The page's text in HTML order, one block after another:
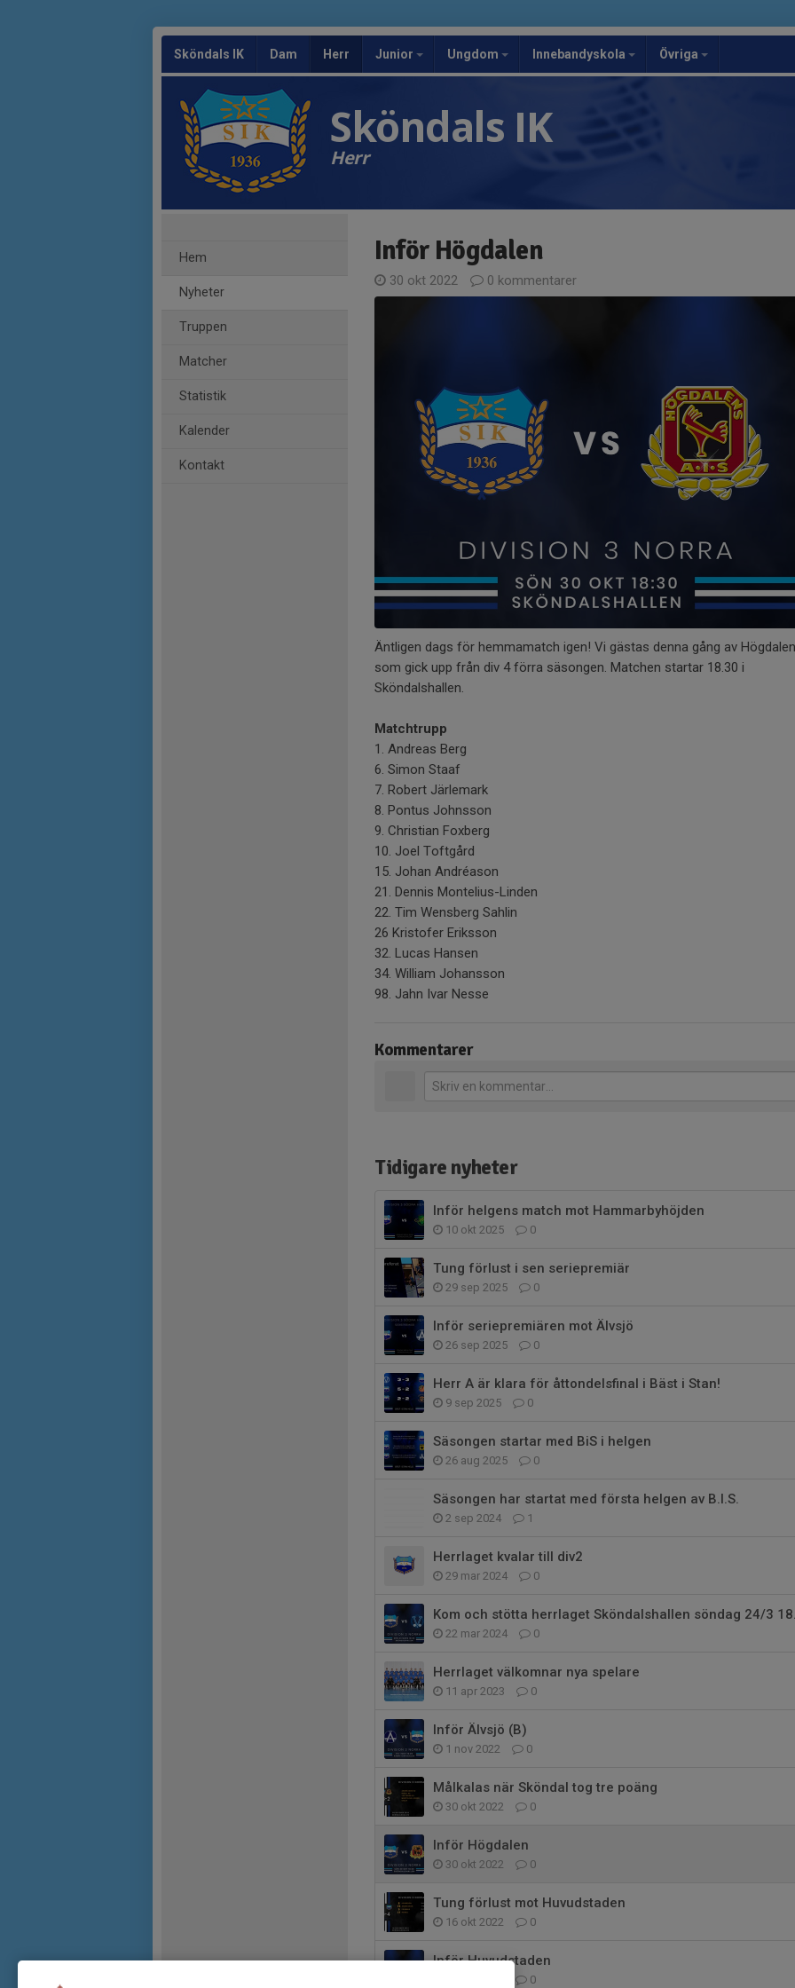
Sköndals IK Dam Herr Junior Ungdom Innebandyskola Övriga
Sköndals IK
Herr
Hem
Nyheter
Truppen
Matcher
Statistik
Kalender
Kontakt
Inför Högdalen
30 okt 2022 0 kommentarer
Äntligen dags för hemmamatch igen! Vi gästas denna gång av Högdalen
som gick upp från div 4 förra säsongen. Matchen startar 18.30 i
Sköndalshallen.
Matchtrupp
1. Andreas Berg
6. Simon Staaf
7. Robert Järlemark
8. Pontus Johnsson
9. Christian Foxberg
10. Joel Toftgård
15. Johan Andréason
21. Dennis Montelius-Linden
22. Tim Wensberg Sahlin
26 Kristofer Eriksson
32. Lucas Hansen
34. William Johansson
98. Jahn Ivar Nesse
Kommentarer
Tidigare nyheter
Inför helgens match mot Hammarbyhöjden
10 okt 2025 0
Tung förlust i sen seriepremiär
29 sep 2025 0
Inför seriepremiären mot Älvsjö
26 sep 2025 0
Herr A är klara för åttondelsfinal i Bäst i Stan!
9 sep 2025 0
Säsongen startar med BiS i helgen
26 aug 2025 0
Säsongen har startat med första helgen av B.I.S.
2 sep 2024 1
Herrlaget kvalar till div2
29 mar 2024 0
Kom och stötta herrlaget Sköndalshallen söndag 24/3
22 mar 2024 0
Herrlaget välkomnar nya spelare
11 apr 2023 0
Inför Älvsjö (B)
1 nov 2022 0
Målkalas när Sköndal tog tre poäng
30 okt 2022 0
Inför Högdalen
30 okt 2022 0
Tung förlust mot Huvudstaden
16 okt 2022 0
Inför Huvudstaden
0